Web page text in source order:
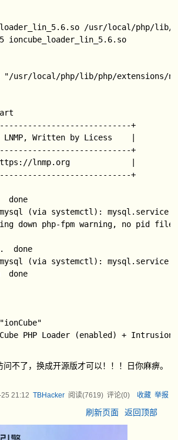
/usr/local/php/lib/
+
Written by Licess    |
+
lnmp.org             |
+
done
(via systemctl): mysql.service.
down php-fpm warning, no pid
done
(via systemctl): mysql.service.
done
PHP Loader (enabled) +
不了，换成开源版才可以！！！日你麻痹。
21:12 TBHacker阅读(7619) 评论(0) 收藏 举报
刷新页面 返回顶部